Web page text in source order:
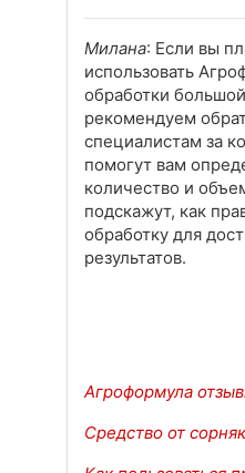
Милана: Если вы
использовать
обработки
рекомендуем
специалистам за
помогут вам
количество и
подскажут, как
обработку для
результатов.
Агроформула
Средство от